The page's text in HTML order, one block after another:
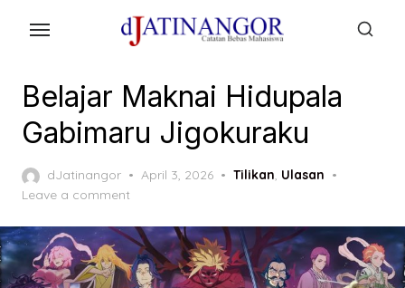
contentBelajar Maknai Hidupala
Gabimaru Jigokuraku
dJatinangor
Posted
April 3, 2026 Tilikan, Ulasan
Leave a comment